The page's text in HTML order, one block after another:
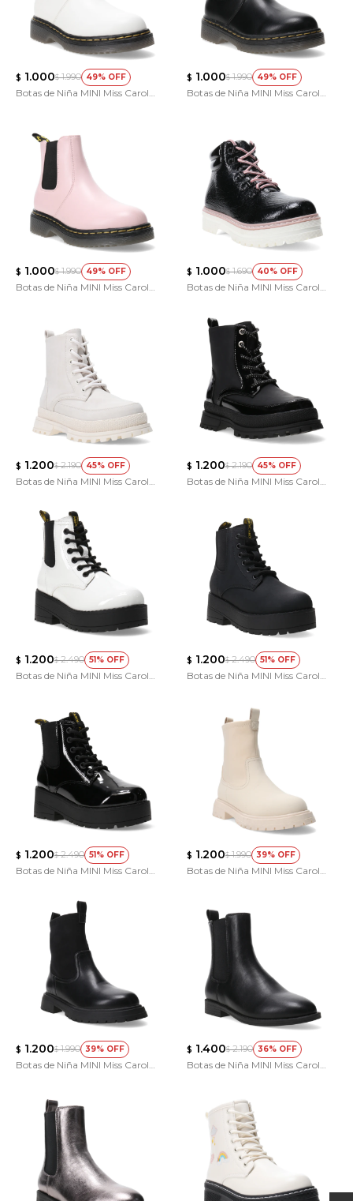
$ 1.000$ 1.990 49
Botas de Niña MINI Miss Carol
$ 1.000$ 1.990 49
Botas de Niña MINI Miss Carol
$ 1.000$ 1.990 49
Botas de Niña MINI Miss Carol
$ 1.000$ 1.690 40
Botas de Niña MINI Miss Carol
$ 1.200$ 2.190 45
Botas de Niña MINI Miss Carol
$ 1.200$ 2.190 45
Botas de Niña MINI Miss Carol
$ 1.200$ 2.490 51
Botas de Niña MINI Miss Carol
$ 1.200$ 2.490 51
Botas de Niña MINI Miss Carol
$ 1.200$ 2.490 51
Botas de Niña MINI Miss Carol
$ 1.200$ 1.990 39
Botas de Niña MINI Miss Carol
$ 1.200$ 1.990 39
Botas de Niña MINI Miss Carol
$ 1.400$ 2.190 36
Botas de Niña MINI Miss Carol